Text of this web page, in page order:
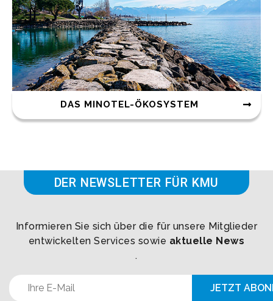
DAS MINOTEL-ÖKOSYSTEM
DER NEWSLETTER FÜR KMU
Informieren Sie sich über die für unsere Mitglieder
entwickelten Services sowie aktuelle News
.